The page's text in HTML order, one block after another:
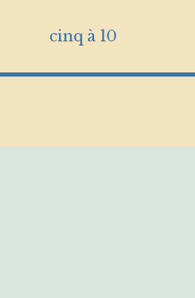
cinq à 10